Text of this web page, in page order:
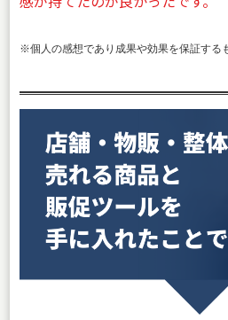
※個人の感想であり成果や効果を保証する